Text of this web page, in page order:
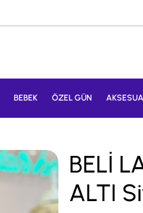
BEBEK ÖZEL GÜN
BELİ
ALTI